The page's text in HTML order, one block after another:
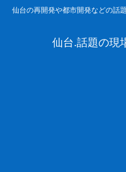
仙台の再開発や都市開発などの話
仙台.話題の現